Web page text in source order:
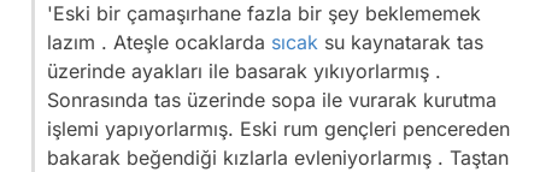
'Eski bir çamaşırhane fazla bir şey beklememek
lazım . Ateşle ocaklarda sıcak su kaynatarak tas
üzerinde ayakları ile basarak yıkıyorlarmış .
Sonrasında tas üzerinde sopa ile vurarak kurutma
işlemi yapıyorlarmış. Eski rum gençleri pencereden
bakarak beğendiği kızlarla evleniyorlarmış . Taştan